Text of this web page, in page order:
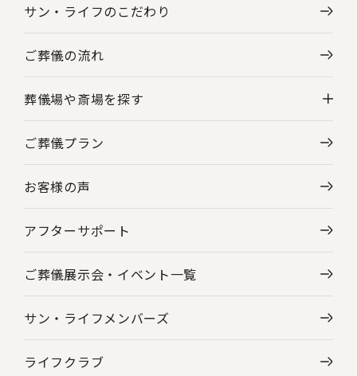
サン・ライフのこだわり
ご葬儀の流れ
葬儀場や斎場を探す
神奈川県の葬儀場・斎場一覧
東京都の葬儀場・斎場一覧
ご葬儀プラン
お客様の声
アフターサポート
ご葬儀展示会・ イベント一覧
サン・ライフメンバーズ
ライフクラブ